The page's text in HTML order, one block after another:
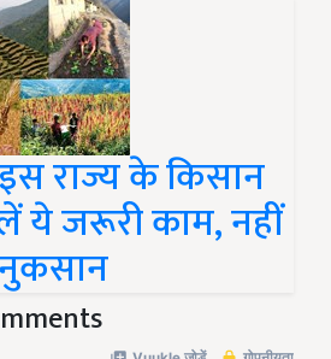
राज्य के किसान
ये जरूरी काम, नहीं